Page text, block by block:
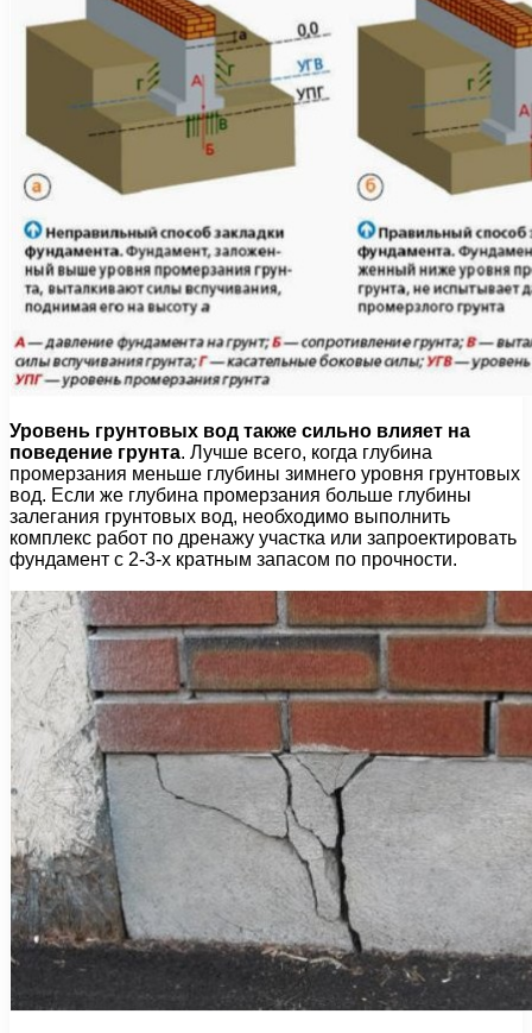
Уровень грунтовых вод также сильно влияет на
поведение грунта. Лучше всего, когда глубина
промерзания меньше глубины зимнего уровня грунтовых
вод. Если же глубина промерзания больше глубины
залегания грунтовых вод, необходимо выполнить
комплекс работ по дренажу участка или запроектировать
фундамент с 2-3-х кратным запасом по прочности.